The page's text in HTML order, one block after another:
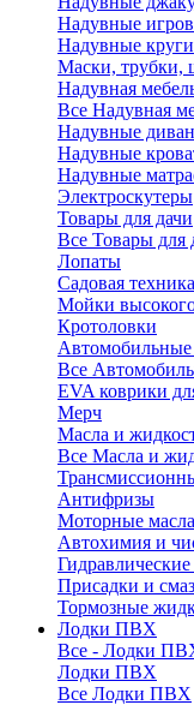
Надувные
Надувные круги
Маски, трубки,
Надувная
Все Надувная
Надувные
Надувные
Надувные
Электроскутеры
Товары для дачи
Все Товары для
Лопаты
Садовая техника
Мойки
Кротоловки
Все
EVA коврики
Мерч
Масла и
Все Масла и
Антифризы
Моторные масла
Автохимия и
Присадки и
Тормозные
Лодки ПВХ
Все - Лодки
Лодки ПВХ
Все Лодки ПВХ